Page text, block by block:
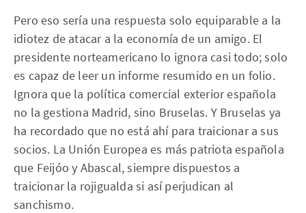
Pero eso sería una respuesta solo equiparable a la
idiotez de atacar a la economía de un amigo. El
presidente norteamericano lo ignora casi todo; solo
es capaz de leer un informe resumido en un folio.
Ignora que la política comercial exterior española
no la gestiona Madrid, sino Bruselas. Y Bruselas ya
ha recordado que no está ahí para traicionar a sus
socios. La Unión Europea es más patriota española
que Feijóo y Abascal, siempre dispuestos a
traicionar la rojigualda si así perjudican al
sanchismo.